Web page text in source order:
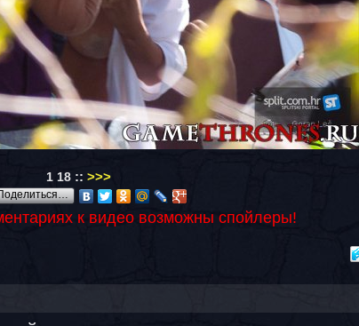
1 18 :: >>>
к видео возможны спойлеры!